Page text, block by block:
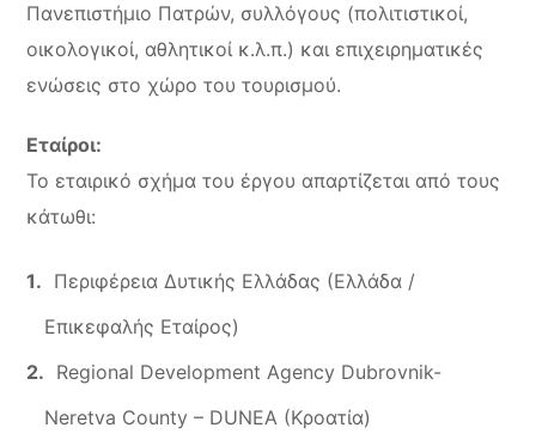
Πανεπιστήμιο Πατρών, συλλόγους (πολιτιστικοί,
οικολογικοί, αθλητικοί κ.λ.π.) και επιχειρηματικές
ενώσεις στο χώρο του τουρισμού.
Εταίροι:
Το εταιρικό σχήμα του έργου απαρτίζεται από τους
κάτωθι:
Περιφέρεια Δυτικής Ελλάδας (Ελλάδα /
Επικεφαλής Εταίρος)
Regional Development Agency Dubrovnik-
Neretva County – DUNEA (Κροατία)